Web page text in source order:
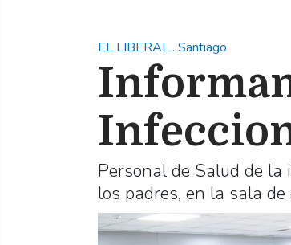
EL LIBERAL. Santiago
Personal de Salud de
los padres, en la sala de